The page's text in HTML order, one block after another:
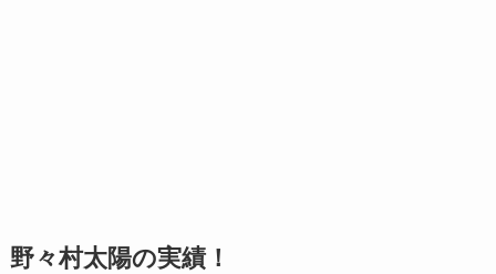
野々村太陽の実績！